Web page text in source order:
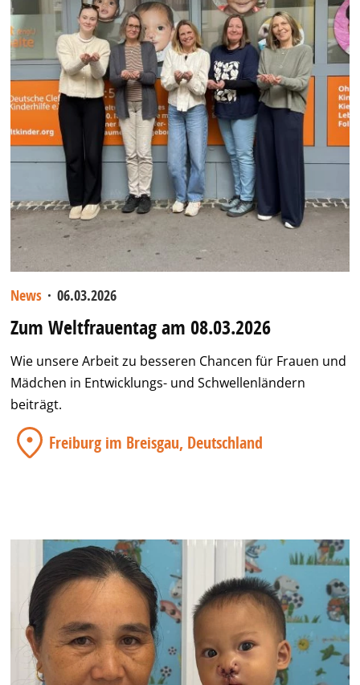
News · 06.03.2026
Zum Weltfrauentag am 08.03.2026
Wie unsere Arbeit zu besseren Chancen für Frauen und
Mädchen in Entwicklungs- und Schwellenländern
beiträgt.
Freiburg im Breisgau, Deutschland